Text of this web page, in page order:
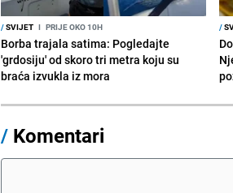
/SVIJET I PRIJE OKO 10H
Borba trajala satima: Pogledajte
'grdosiju' od skoro tri metra koju su
braća izvukla iz mora
/
/ Komentari